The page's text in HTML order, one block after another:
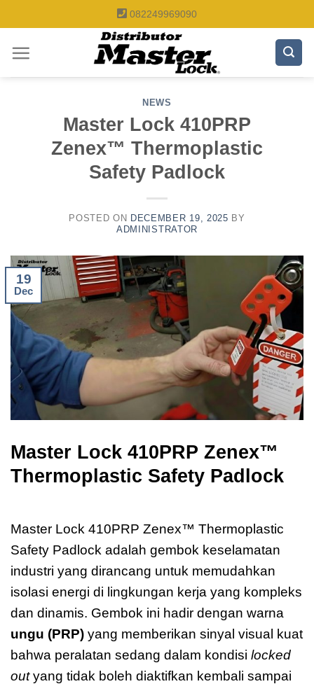
to
content
082249969090
NEWS
Master Lock 410PRP
Zenex™ Thermoplastic
Safety Padlock
POSTED ON DECEMBER 19, 2025 BY
ADMINISTRATOR
19
Dec
Master Lock 410PRP Zenex™
Thermoplastic Safety Padlock
Master Lock 410PRP Zenex™ Thermoplastic
Safety Padlock adalah gembok keselamatan
industri yang dirancang untuk memudahkan
isolasi energi di lingkungan kerja yang kompleks
dan dinamis. Gembok ini hadir dengan warna
ungu (PRP) yang memberikan sinyal visual kuat
bahwa peralatan sedang dalam kondisi locked
outyang tidak boleh diaktifkan kembali sampai